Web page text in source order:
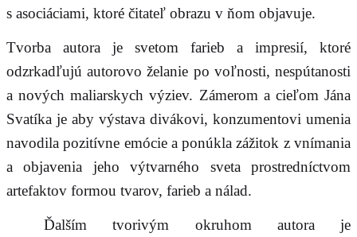
s asociáciami, ktoré čitateľ obrazu v ňom objavuje.
Tvorba autora je svetom farieb a impresií, ktoré
odzrkadľujú autorovo želanie po voľnosti, nespútanosti
a nových maliarskych výziev. Zámerom a cieľom Jána
Svatíka je aby výstava divákovi, konzumentovi umenia
navodila pozitívne emócie a ponúkla zážitok z vnímania
a objavenia jeho výtvarného sveta prostredníctvom
artefaktov formou tvarov, farieb a nálad.
Ďalším tvorivým okruhom autora je